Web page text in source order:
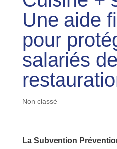
Une aide
pour
salariés
Non classé
La Subvention